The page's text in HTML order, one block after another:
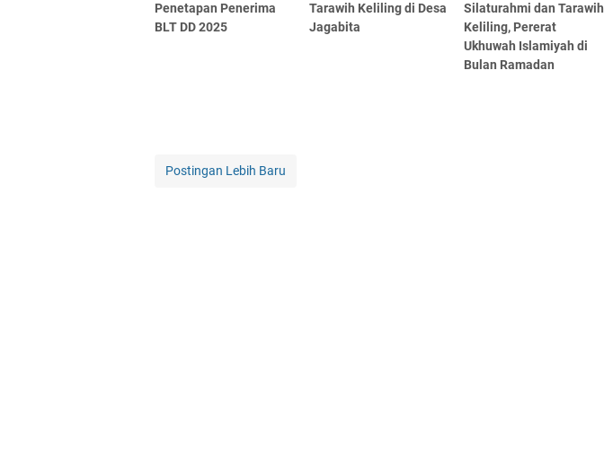
Penetapan Penerima
BLT DD 2025
Tarawih Keliling di Desa
Jagabita
Silaturahmi dan Tarawih
Keliling, Pererat
Ukhuwah Islamiyah di
Bulan Ramadan
Postingan Lebih Baru